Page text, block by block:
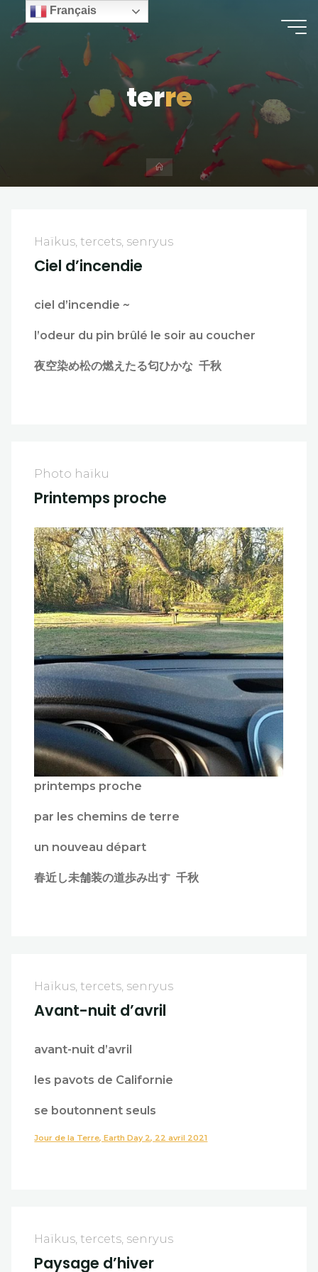
content
terre
Home
Haïkus, tercets, senryus
Ciel d’incendie
ciel d’incendie ~
l’odeur du pin brûlé le soir au coucher
夜空染め松の燃えたる匂ひかな 千秋
Photo haïku
Printemps proche
printemps proche
par les chemins de terre
un nouveau départ
春近し未舗装の道歩み出す 千秋
Haïkus, tercets, senryus
Avant-nuit d’avril
avant-nuit d’avril
les pavots de Californie
se boutonnent seuls
Jour de la Terre, Earth Day 2, 22 avril 2021
Haïkus, tercets, senryus
Paysage d’hiver
Français